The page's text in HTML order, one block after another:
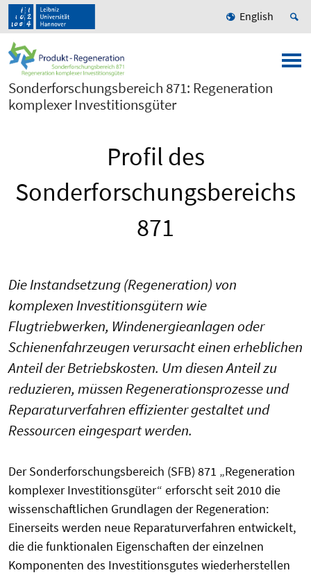
English
Sonderforschungsbereich 871: Regeneration
komplexer Investitionsgüter
Profil des
Sonderforschungsbereichs
871
Die Instandsetzung (Regeneration) von
komplexen Investitionsgütern wie
Flugtriebwerken, Windenergieanlagen oder
Schienenfahrzeugen verursacht einen erheblichen
Anteil der Betriebskosten. Um diesen Anteil zu
reduzieren, müssen Regenerationsprozesse und
Reparaturverfahren effizienter gestaltet und
Ressourcen eingespart werden.
Der Sonderforschungsbereich (SFB) 871 „Regeneration
komplexer Investitionsgüter“ erforscht seit 2010 die
wissenschaftlichen Grundlagen der Regeneration:
Einerseits werden neue Reparaturverfahren entwickelt,
die die funktionalen Eigenschaften der einzelnen
Komponenten des Investitionsgutes wiederherstellen